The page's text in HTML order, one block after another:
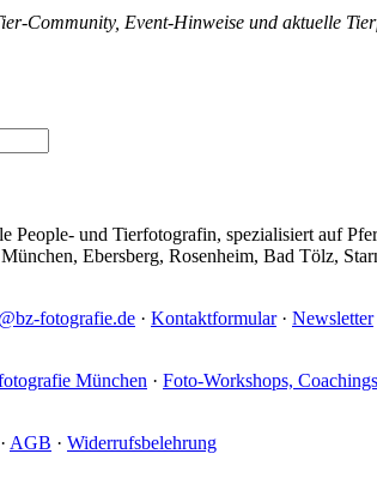
Community, Event-Hinweise und aktuelle
People- und Tierfotografin, spezialisiert auf
Ebersberg, Rosenheim, Bad Tölz,
fotografie.de · Kontaktformular· Newsletter
München · Foto-Workshops,
· AGB · Widerrufsbelehrung